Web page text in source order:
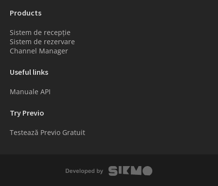
Products
Sistem de recepție
Sistem de rezervare
Channel Manager
Useful links
Manuale API
Try Previo
Testează Previo Gratuit